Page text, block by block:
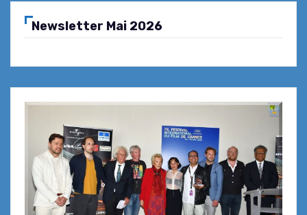
Newsletter Mai 2026